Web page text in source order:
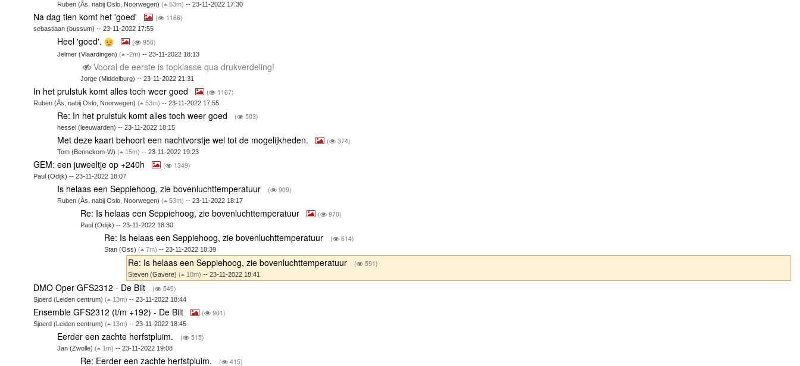
Ruben (Ås, nabij Oslo, Noorwegen) ( 53m) -- 23-11-2022 17:30
Na dag tien komt het 'goed' ( 1166)
sebastiaan (bussum) -- 23-11-2022 17:55
Heel 'goed'. ( 956)
Jelmer (Vlaardingen) ( -2m) -- 23-11-2022 18:13
Vooral de eerste is topklasse qua drukverdeling!
Jorge (Middelburg) -- 23-11-2022 21:31
In het prulstuk komt alles toch weer goed ( 1167)
Ruben (Ås, nabij Oslo, Noorwegen)( 53m) -- 23-11-2022 17:55
Re: In het prulstuk komt alles toch weer goed ( 503)
hessel (leeuwarden) -- 23-11-2022 18:15
Met deze kaart behoort een nachtvorstje wel tot de mogelijkheden. ( 374)
Tom (Bennekom-W) ( 15m) -- 23-11-2022 19:23
GEM: een juweeltje op +240h ( 1349)
Paul (Odijk) -- 23-11-2022 18:07
Is helaas een Seppiehoog, zie bovenluchttemperatuur ( 909)
Ruben (Ås, nabij Oslo, Noorwegen) ( 53m) -- 23-11-2022 18:17
Re: Is helaas een Seppiehoog, zie bovenluchttemperatuur ( 970)
Paul (Odijk) -- 23-11-2022 18:30
Re: Is helaas een Seppiehoog, zie bovenluchttemperatuur ( 614)
Stan (Oss) ( 7m) -- 23-11-2022 18:39
Re: Is helaas een Seppiehoog, zie bovenluchttemperatuur ( 591)
Steven (Gavere)( 10m) -- 23-11-2022 18:41
DMO Oper GFS2312 - De Bilt ( 549)
Sjoerd (Leiden centrum)( 13m) -- 23-11-2022 18:44
Ensemble GFS2312 (t/m +192) - De Bilt ( 901)
Sjoerd (Leiden centrum)( 13m) -- 23-11-2022 18:45
Eerder een zachte herfstpluim. ( 515)
Jan (Zwolle) ( 1m) -- 23-11-2022 19:08
Re: Eerder een zachte herfstpluim. ( 415)